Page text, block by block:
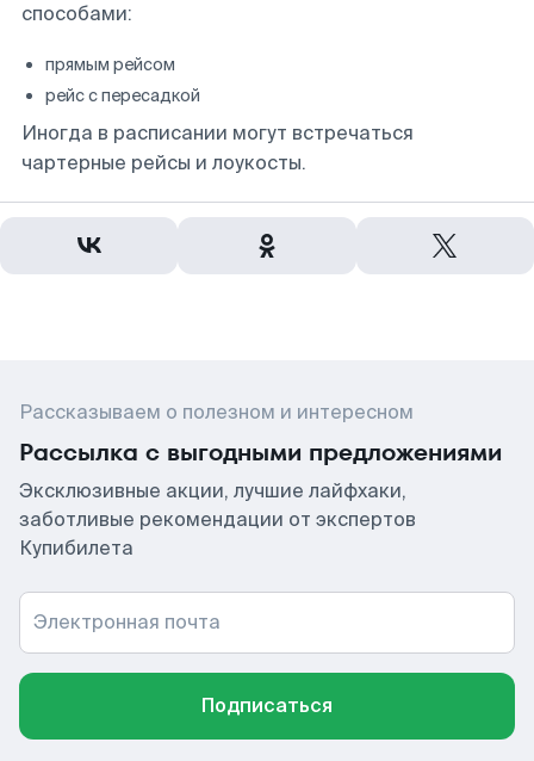
способами:
прямым рейсом
рейс с пересадкой
Иногда в расписании могут встречаться
чартерные рейсы и лоукосты.
Рассказываем о полезном и интересном
Рассылка с выгодными предложениями
Эксклюзивные акции, лучшие лайфхаки,
заботливые рекомендации от экспертов
Купибилета
Электронная почта
Подписаться